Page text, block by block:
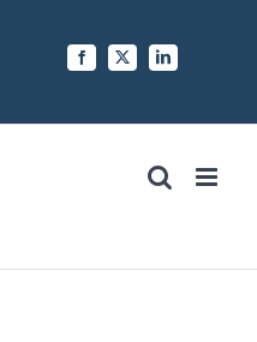
Facebook
X LinkedIn